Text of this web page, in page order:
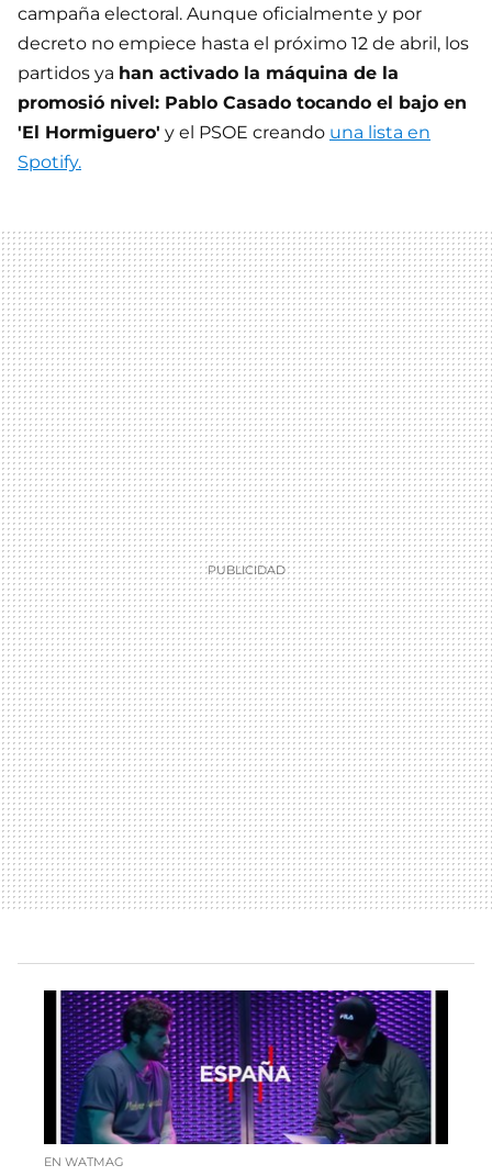
campaña electoral. Aunque oficialmente y por
decreto no empiece hasta el próximo 12 de abril, los
partidos ya han activado la máquina de la
promosió nivel: Pablo Casado tocando el bajo en
'El Hormiguero' y el PSOE creando una lista en
Spotify.
EN WATMAG